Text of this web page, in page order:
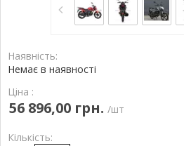
Наявність:
Немає в наявності
Ціна :
56 896,00 грн. /шт
Кількість: